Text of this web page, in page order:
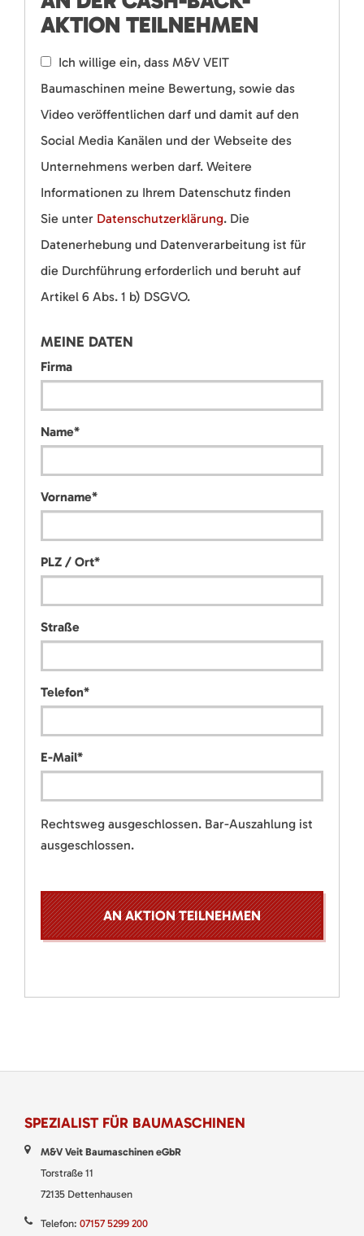
AKTION TEILNEHMEN
Ich willige ein, dass M&V VEIT
Baumaschinen meine Bewertung, sowie das
Video veröffentlichen darf und damit auf den
Social Media Kanälen und der Webseite des
Unternehmens werben darf. Weitere
Informationen zu Ihrem Datenschutz finden
Sie unter Datenschutzerklärung. Die
Datenerhebung und Datenverarbeitung ist für
die Durchführung erforderlich und beruht auf
Artikel 6 Abs. 1 b) DSGVO.
MEINE DATEN
Firma
Name*
Vorname*
PLZ / Ort*
Straße
Telefon*
E-Mail*
Rechtsweg ausgeschlossen. Bar-Auszahlung ist
ausgeschlossen.
SPEZIALIST FÜR BAUMASCHINEN
M&V Veit Baumaschinen eGbR
Torstraße 11
72135 Dettenhausen
Telefon: 07157 5299 200